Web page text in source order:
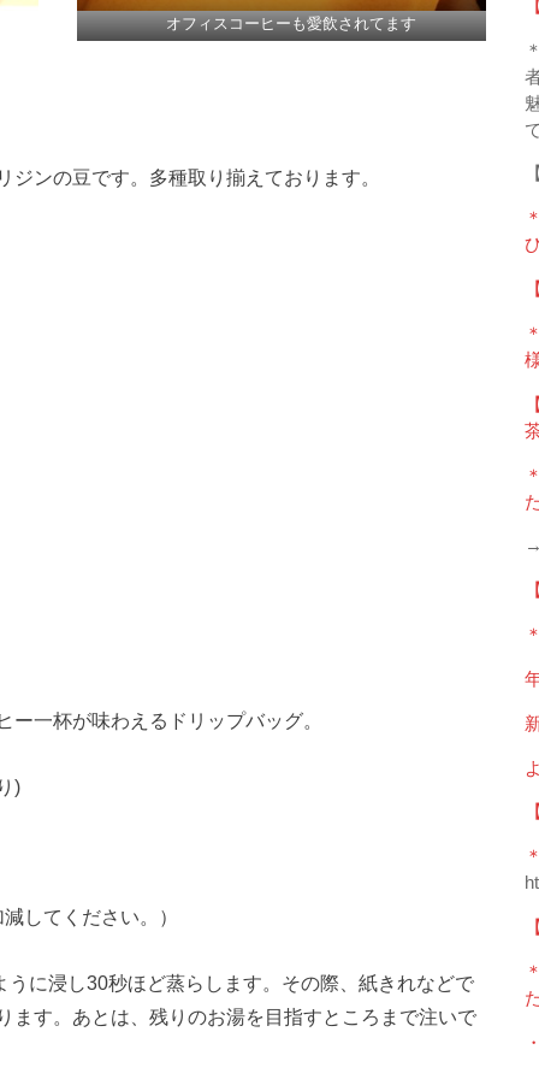
オフィスコーヒーも愛飲されてます
ンの豆です。多種取り揃えております。
一杯が味わえるドリップバッグ。
)
してください。）
に浸し30秒ほど蒸らします。その際、紙きれなどで
ます。あとは、残りのお湯を目指すところまで注いで